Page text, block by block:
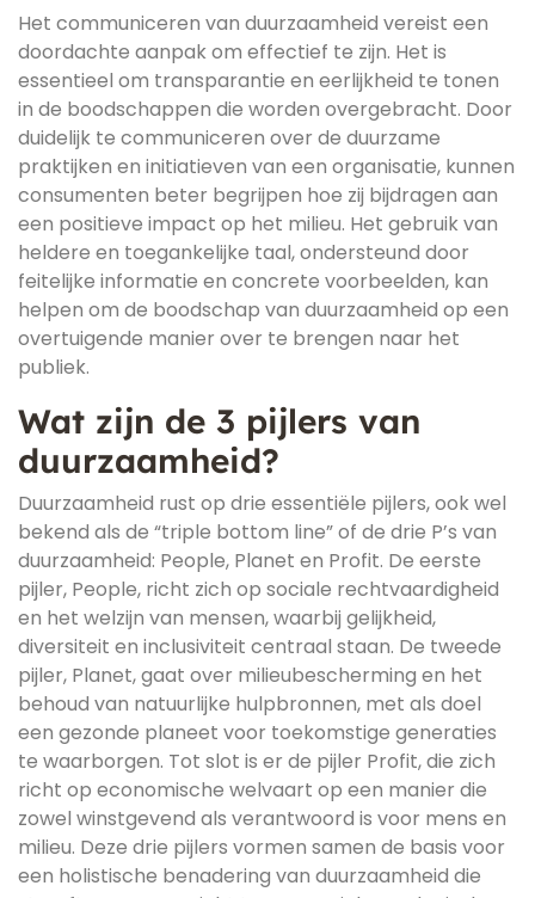
Het communiceren van duurzaamheid vereist een
doordachte aanpak om effectief te zijn. Het is
essentieel om transparantie en eerlijkheid te tonen
in de boodschappen die worden overgebracht. Door
duidelijk te communiceren over de duurzame
praktijken en initiatieven van een organisatie, kunnen
consumenten beter begrijpen hoe zij bijdragen aan
een positieve impact op het milieu. Het gebruik van
heldere en toegankelijke taal, ondersteund door
feitelijke informatie en concrete voorbeelden, kan
helpen om de boodschap van duurzaamheid op een
overtuigende manier over te brengen naar het
publiek.
Wat zijn de 3 pijlers van
duurzaamheid?
Duurzaamheid rust op drie essentiële pijlers, ook wel
bekend als de “triple bottom line” of de drie P’s van
duurzaamheid: People, Planet en Profit. De eerste
pijler, People, richt zich op sociale rechtvaardigheid
en het welzijn van mensen, waarbij gelijkheid,
diversiteit en inclusiviteit centraal staan. De tweede
pijler, Planet, gaat over milieubescherming en het
behoud van natuurlijke hulpbronnen, met als doel
een gezonde planeet voor toekomstige generaties
te waarborgen. Tot slot is er de pijler Profit, die zich
richt op economische welvaart op een manier die
zowel winstgevend als verantwoord is voor mens en
milieu. Deze drie pijlers vormen samen de basis voor
een holistische benadering van duurzaamheid die